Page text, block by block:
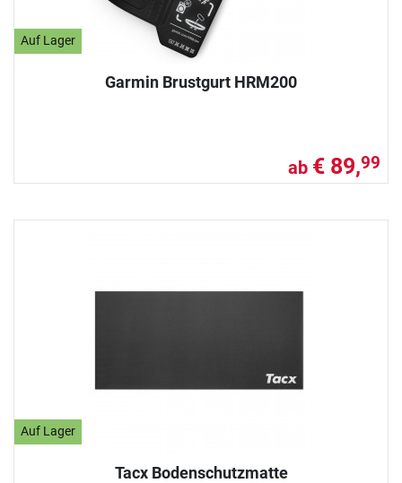
Auf Lager
Garmin Brustgurt HRM200
ab € 89,99
Auf Lager
Tacx Bodenschutzmatte